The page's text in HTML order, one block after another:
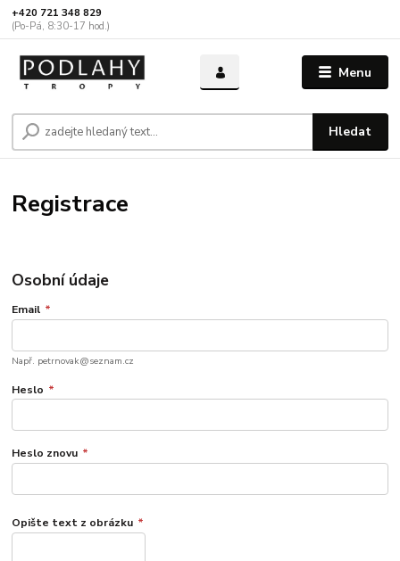
Menu
Hledat
+420 721 348 829
(Po-Pá, 8:30-17 hod.)
Registrace
Osobní údaje
Email *
Např. petrnovak@seznam.cz
Heslo *
Heslo znovu *
Opište text z obrázku *